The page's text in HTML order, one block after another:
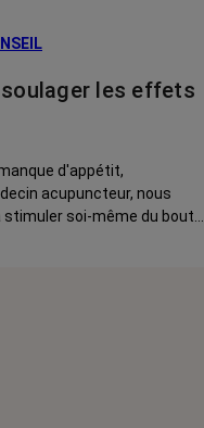
les effets
d'appétit,
acupuncteur, nous
soi-même du bout